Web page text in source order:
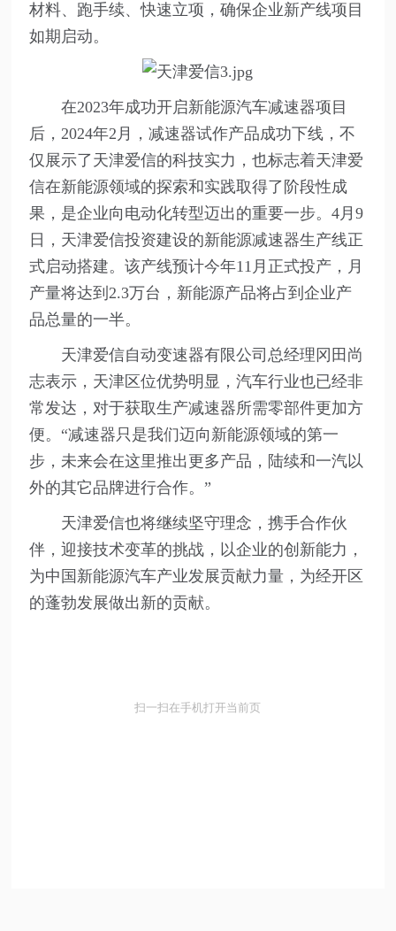
材料、跑手续、快速立项，确保企业新产线项目
如期启动。
在2023年成功开启新能源汽车减速器项目
后，2024年2月，减速器试作产品成功下线，不
仅展示了天津爱信的科技实力，也标志着天津爱
信在新能源领域的探索和实践取得了阶段性成
果，是企业向电动化转型迈出的重要一步。4月9
日，天津爱信投资建设的新能源减速器生产线正
式启动搭建。该产线预计今年11月正式投产，月
产量将达到2.3万台，新能源产品将占到企业产
品总量的一半。
天津爱信自动变速器有限公司总经理冈田尚
志表示，天津区位优势明显，汽车行业也已经非
常发达，对于获取生产减速器所需零部件更加方
便。“减速器只是我们迈向新能源领域的第一
步，未来会在这里推出更多产品，陆续和一汽以
外的其它品牌进行合作。”
天津爱信也将继续坚守理念，携手合作伙
伴，迎接技术变革的挑战，以企业的创新能力，
为中国新能源汽车产业发展贡献力量，为经开区
的蓬勃发展做出新的贡献。
扫一扫在手机打开当前页